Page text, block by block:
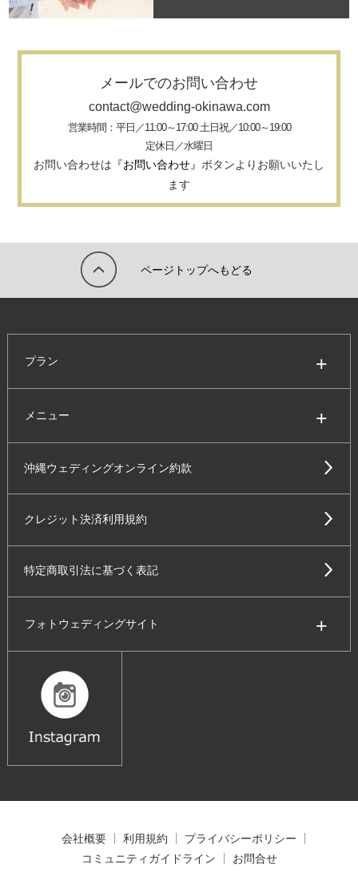
メールでのお問い合わせ
contact@wedding-okinawa.com
営業時間：平日／11:00～17:00 土日祝／10:00～19:00
定休日／水曜日
お問い合わせは 『お問い合わせ』 ボタンよりお願いいたし
ます
ページトップへもどる
プラン
メニュー
沖縄ウェディングオンライン約款
クレジット決済利用規約
特定商取引法に基づく表記
フォトウェディングサイト
会社概要 利用規約
プライバシーポリシー
コミュニティガイドライン
お問合せ